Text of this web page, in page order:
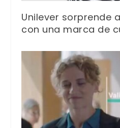
Unilever sorprende
con una marca de